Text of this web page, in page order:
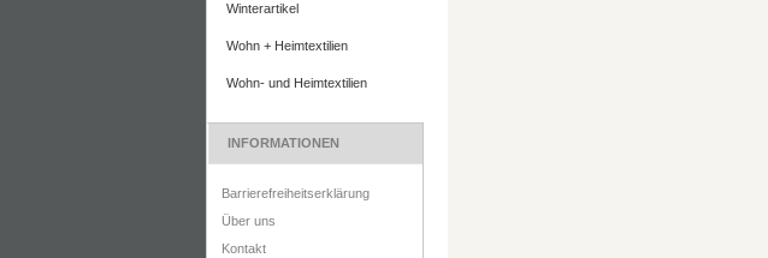
Winterartikel
Wohn + Heimtextilien
Wohn- und Heimtextilien
INFORMATIONEN
Barrierefreiheitserklärung
Über uns
Kontakt